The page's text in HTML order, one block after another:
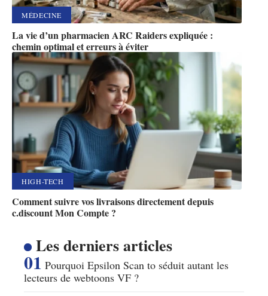
MÉDECINE
La vie d’un pharmacien ARC Raiders expliquée :
chemin optimal et erreurs à éviter
HIGH-TECH
Comment suivre vos livraisons directement depuis
c.discount Mon Compte ?
Les derniers articles
Pourquoi Epsilon Scan to séduit autant les
lecteurs de webtoons VF ?